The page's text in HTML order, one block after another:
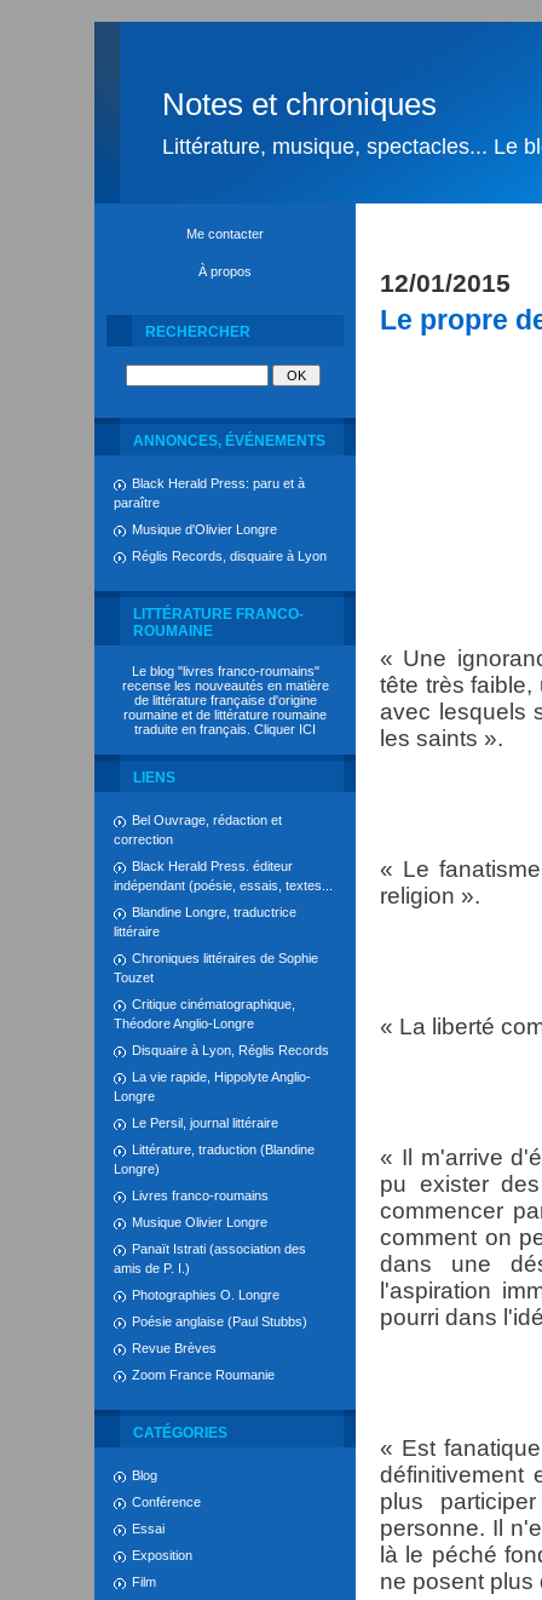
Notes et chroniques
Littérature, musique, spectacles... Le
Me contacter
À propos
RECHERCHER
ANNONCES, ÉVÉNEMENTS
Black Herald Press: paru et à
paraître
Musique d'Olivier Longre
Réglis Records, disquaire à Lyon
LITTÉRATURE FRANCO-
ROUMAINE
Le blog "livres franco-roumains"
recense les nouveautés en matière
de littérature française d'origine
roumaine et de littérature roumaine
traduite en français. Cliquer ICI
LIENS
Bel Ouvrage, rédaction et
correction
Black Herald Press. éditeur
indépendant (poésie, essais, textes...
Blandine Longre, traductrice
littéraire
Chroniques littéraires de Sophie
Touzet
Critique cinématographique,
Théodore Anglio-Longre
Disquaire à Lyon, Réglis Records
La vie rapide, Hippolyte Anglio-
Longre
Le Persil, journal littéraire
Littérature, traduction (Blandine
Longre)
Livres franco-roumains
Musique Olivier Longre
Panaït Istrati (association des
amis de P. I.)
Photographies O. Longre
Poésie anglaise (Paul Stubbs)
Revue Brèves
Zoom France Roumanie
CATÉGORIES
Blog
Conférence
Essai
Exposition
Film
12/01/2015
Le propre
« Une
tête très faible,
avec lesquels
les saints ».
« Le
religion ».
« La liberté
« Il m'arrive
pu exister
commencer
comment on
dans une
l'aspiration
pourri dans
« Est
définitivement
plus
personne. Il
là le péché
ne posent plus